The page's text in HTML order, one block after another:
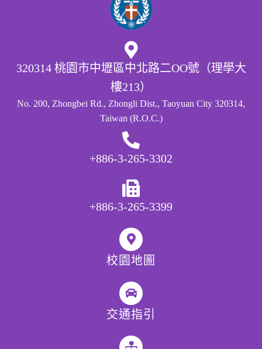
320314 桃園市中壢區中北路二OO號（理學大
樓213）
No. 200, Zhongbei Rd., Zhongli Dist., Taoyuan City 320314,
Taiwan (R.O.C.)
+886-3-265-3302
+886-3-265-3399
校園地圖
交通指引